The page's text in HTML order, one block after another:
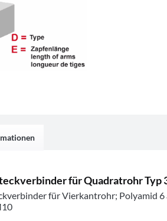
für Quadratrohr Typ
für Vierkantrohr; Polyamid